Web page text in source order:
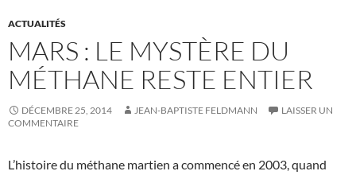
ACTUALITÉS
MARS : LE MYSTÈRE DU
MÉTHANE RESTE ENTIER
DÉCEMBRE 25, 2014 JEAN-BAPTISTE FELDMANN
LAISSER UN
COMMENTAIRE
L’histoire du méthane martien a commencé en 2003, quand